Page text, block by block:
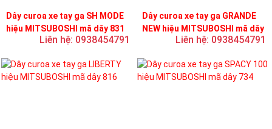
Dây curoa xe tay ga SH MODE
hiệu MITSUBOSHI mã dây 831
Liên hệ: 0938454791
Dây curoa xe tay ga GRANDE
NEW hiệu MITSUBOSHI mã dây
Liên hệ: 0938454791